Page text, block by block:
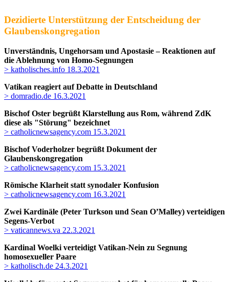
Dezidierte Unterstützung der Entscheidung der
Glaubenskongregation
Unverständnis, Ungehorsam und Apostasie – Reaktionen auf
die Ablehnung von Homo-Segnungen
> katholisches.info 18.3.2021
Vatikan reagiert auf Debatte in Deutschland
> domradio.de 16.3.2021
Bischof Oster begrüßt Klarstellung aus Rom, während ZdK
diese als "Störung" bezeichnet
> catholicnewsagency.com 15.3.2021
Bischof Voderholzer begrüßt Dokument der
Glaubenskongregation
> catholicnewsagency.com 15.3.2021
Römische Klarheit statt synodaler Konfusion
> catholicnewsagency.com 16.3.2021
Zwei Kardinäle (Peter Turkson und Sean O’Malley) verteidigen
Segens-Verbot
> vaticannews.va 22.3.2021
Kardinal Woelki verteidigt Vatikan-Nein zu Segnung
homosexueller Paare
> katholisch.de 24.3.2021